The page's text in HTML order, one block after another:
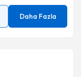
Daha Fazla